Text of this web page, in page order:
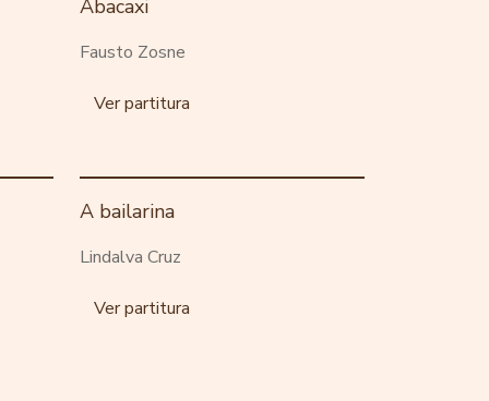
Abacaxi
Fausto Zosne
Ver partitura
A bailarina
Lindalva Cruz
Ver partitura